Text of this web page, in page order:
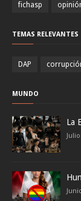
fichasp
TEMAS RELEVANTES
DAP
MUNDO
La